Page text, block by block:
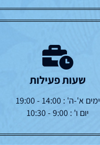
שעות פעילות
ימים א'-ה' : 14:00 - 19:00
יום ו' : 9:00 - 10:30